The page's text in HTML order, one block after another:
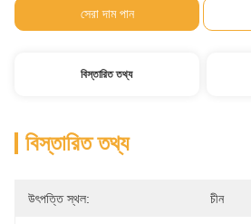
সেরা দাম পান
বিস্তারিত তথ্য
বিস্তারিত তথ্য
উৎপত্তি স্থল: চীন